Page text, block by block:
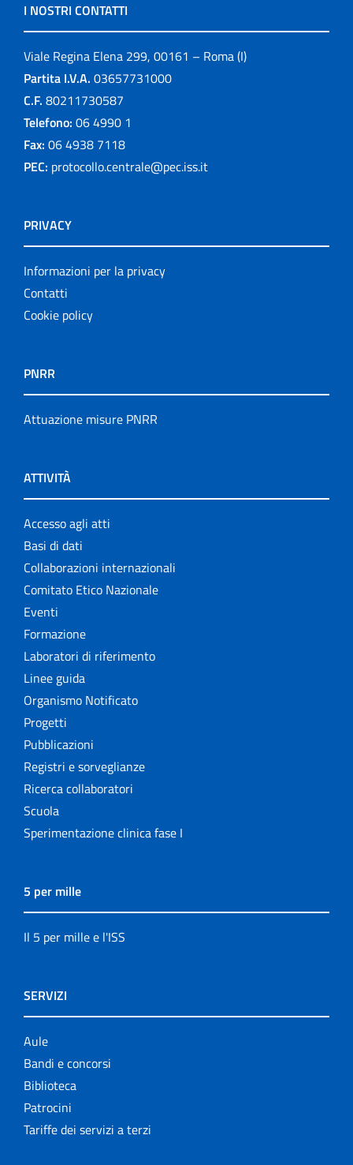
I NOSTRI CONTATTI
Viale Regina Elena 299, 00161 – Roma (I)
Partita I.V.A. 03657731000
C.F. 80211730587
Telefono: 06 4990 1
Fax: 06 4938 7118
PEC: protocollo.centrale@pec.iss.it
PRIVACY
Informazioni per la privacy
Contatti
Cookie policy
PNRR
Attuazione misure PNRR
ATTIVITÀ
Accesso agli atti
Basi di dati
Collaborazioni internazionali
Comitato Etico Nazionale
Eventi
Formazione
Laboratori di riferimento
Linee guida
Organismo Notificato
Progetti
Pubblicazioni
Registri e sorveglianze
Ricerca collaboratori
Scuola
Sperimentazione clinica fase I
5 per mille
Il 5 per mille e l'ISS
SERVIZI
Aule
Bandi e concorsi
Biblioteca
Patrocini
Tariffe dei servizi a terzi